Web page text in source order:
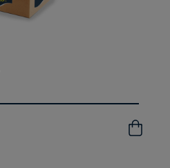
Acquista